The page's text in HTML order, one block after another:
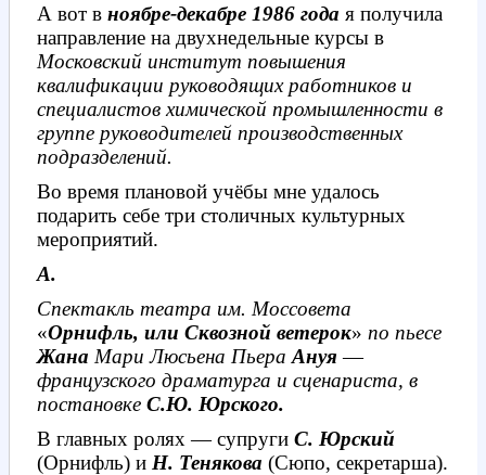
А вот в ноябре-декабре 1986 года я получила
направление на двухнедельные курсы в
Московский институт повышения
квалификации руководящих работников и
специалистов химической промышленности в
группе руководителей производственных
подразделений.
Во время плановой учёбы мне удалось
подарить себе три столичных культурных
мероприятий.
А.
Спектакль театра им. Моссовета
«Орнифль, или Сквозной ветерок» по пьесе
Жана Мари Люсьена Пьера Ануя —
французского драматурга и сценариста, в
постановке С.Ю. Юрского.
В главных ролях — супруги С. Юрский
(Орнифль) и Н. Тенякова (Сюпо, секретарша).